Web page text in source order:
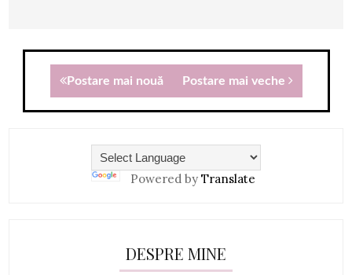
Postare mai nouă Postare mai veche
Powered by Translate
DESPRE MINE